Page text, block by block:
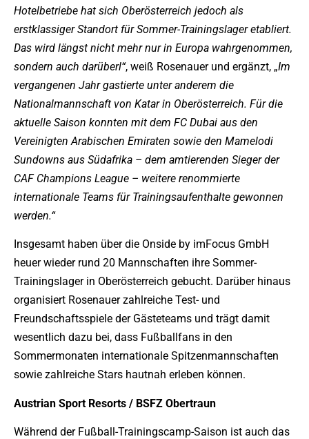
Hotelbetriebe hat sich Oberösterreich jedoch als
erstklassiger Standort für Sommer-Trainingslager etabliert.
Das wird längst nicht mehr nur in Europa wahrgenommen,
sondern auch darüberl“, weiß Rosenauer und ergänzt, „Im
vergangenen Jahr gastierte unter anderem die
Nationalmannschaft von Katar in Oberösterreich. Für die
aktuelle Saison konnten mit dem FC Dubai aus den
Vereinigten Arabischen Emiraten sowie den Mamelodi
Sundowns aus Südafrika – dem amtierenden Sieger der
CAF Champions League – weitere renommierte
internationale Teams für Trainingsaufenthalte gewonnen
werden.“
Insgesamt haben über die Onside by imFocus GmbH
heuer wieder rund 20 Mannschaften ihre Sommer-
Trainingslager in Oberösterreich gebucht. Darüber hinaus
organisiert Rosenauer zahlreiche Test- und
Freundschaftsspiele der Gästeteams und trägt damit
wesentlich dazu bei, dass Fußballfans in den
Sommermonaten internationale Spitzenmannschaften
sowie zahlreiche Stars hautnah erleben können.
Austrian Sport Resorts / BSFZ Obertraun
Während der Fußball-Trainingscamp-Saison ist auch das